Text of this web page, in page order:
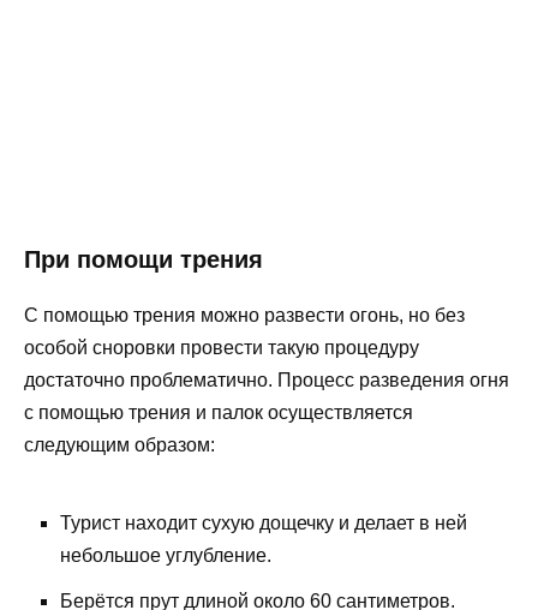
При помощи трения
С помощью трения можно развести огонь, но без
особой сноровки провести такую процедуру
достаточно проблематично. Процесс разведения огня
с помощью трения и палок осуществляется
следующим образом:
Турист находит сухую дощечку и делает в ней
небольшое углубление.
Берётся прут длиной около 60 сантиметров.